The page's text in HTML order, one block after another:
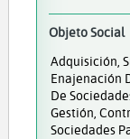
Objeto Social
Adquisición,
Enajenación
De
Gestión,
Sociedades